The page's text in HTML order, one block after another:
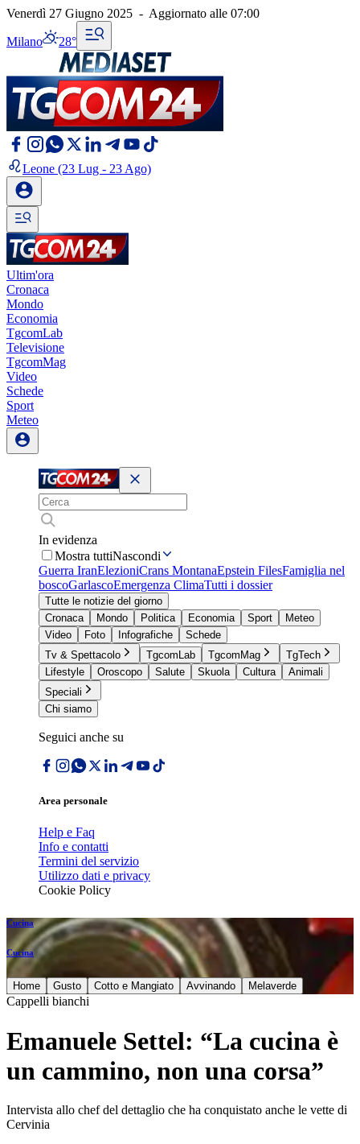
Venerdì 27 Giugno 2025 - Aggiornato alle 07:00
Milano 28°
Leone (23 Lug - 23 Ago)
Ultim'ora
Cronaca
Mondo
Economia
TgcomLab
Televisione
TgcomMag
Video
Schede
Sport
Meteo
In evidenza
Mostra tuttiNascondi
Guerra IranElezioniCrans MontanaEpstein FilesFamiglia nel
boscoGarlascoEmergenza ClimaTutti i dossier
Tutte le notizie del giorno
Cronaca
Mondo Politica Economia Sport
Meteo
Video
Foto Infografiche
Schede
Tv & Spettacolo
TgcomLab TgcomMag
TgTech
Lifestyle
Oroscopo Salute Skuola Cultura
Animali
Speciali
Chi siamo
Seguici anche su
Area personale
Help e Faq
Info e contatti
Termini del servizio
Utilizzo dati e privacy
Cookie Policy
Cucina
Cucina
Home Gusto Cotto e Mangiato Avvinando Melaverde
Cappelli bianchi
Emanuele Settel: “La cucina è
un cammino, non una corsa”
Intervista allo chef del dettaglio che ha conquistato anche le vette di
Cervinia